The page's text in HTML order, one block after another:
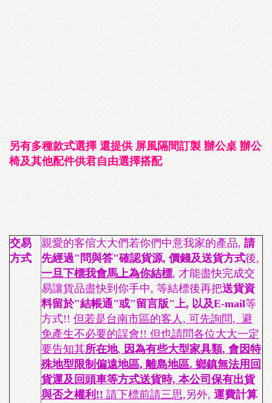
另有多種款式選擇 還提供 屏風隔間訂製 辦公桌 辦公
椅及其他配件供君自由選擇搭配
交易
方式
親愛的客倌大大們若你們中意我家的產品, 請
先經過"問與答"確認貨源, 價錢及送貨方式後,
一旦下標我會馬上為你結標, 才能盡快完成交
易讓貨品盡快到你手中, 等結標後再把送貨資
料留於"結帳通"或"留言版"上, 以及E-mail等
方式!! 但若是台南市區的客人, 可先詢問, 避
免產生不必要的誤會!! 但也請問各位大大一定
要告知其所在地, 因為有些大型家具類, 會因特
殊地型限制偏遠地區, 離島地區. 鄉鎮無法用回
貨運及回頭車等方式送貨時, 本公司保有出貨
與否之權利!! 請下標前請三思,另外, 運費計算